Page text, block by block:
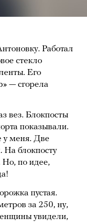
Работал
стекло
Его
— сгорела
вез. Блокпосты
показывали.
у меня. Две
На блокпосту
Но, по идее,
пустая.
за 250, ну,
увидели,